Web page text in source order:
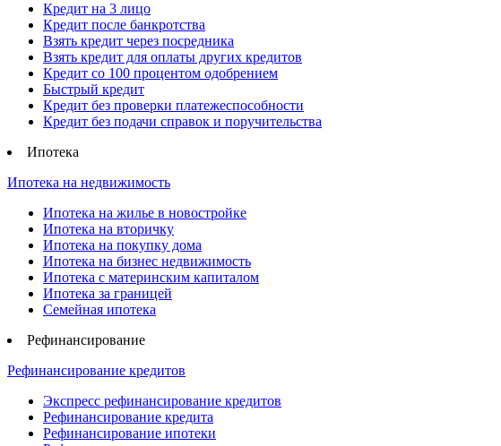
Кредит на 3 лицо
Кредит после банкротства
Взять кредит через посредника
Взять кредит для оплаты других кредитов
Кредит со 100 процентом одобрением
Быстрый кредит
Кредит без проверки платежеспособности
Кредит без подачи справок и поручительства
Ипотека
Ипотека на недвижимость
Ипотека на жилье в новостройке
Ипотека на вторичку
Ипотека на покупку дома
Ипотека на бизнес недвижимость
Ипотека с материнским капиталом
Ипотека за границей
Семейная ипотека
Рефинансирование
Рефинансирование кредитов
Экспресс рефинансирование кредитов
Рефинансирование кредита
Рефинансирование ипотеки